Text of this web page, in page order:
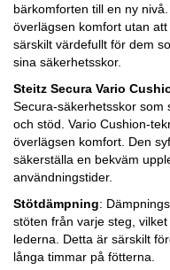
bärkomforten till en ny
överlägsen komfort utan
särskilt värdefullt för dem
sina säkerhetsskor.
Steitz Secura Vario
Secura-säkerhetsskor som
och stöd. Vario Cushion-
överlägsen komfort. Den
säkerställa en bekväm
användningstider.
Stötdämpning:
stöten från varje steg,
lederna. Detta är särskilt
långa timmar på fötterna.